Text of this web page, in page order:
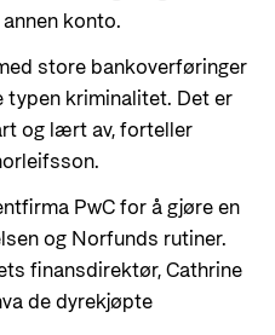
konto.
store bankoverføringer
kriminalitet. Det er
og lært av, forteller
PwC for å gjøre en
og Norfunds rutiner.
finansdirektør, Cathrine
de dyrekjøpte